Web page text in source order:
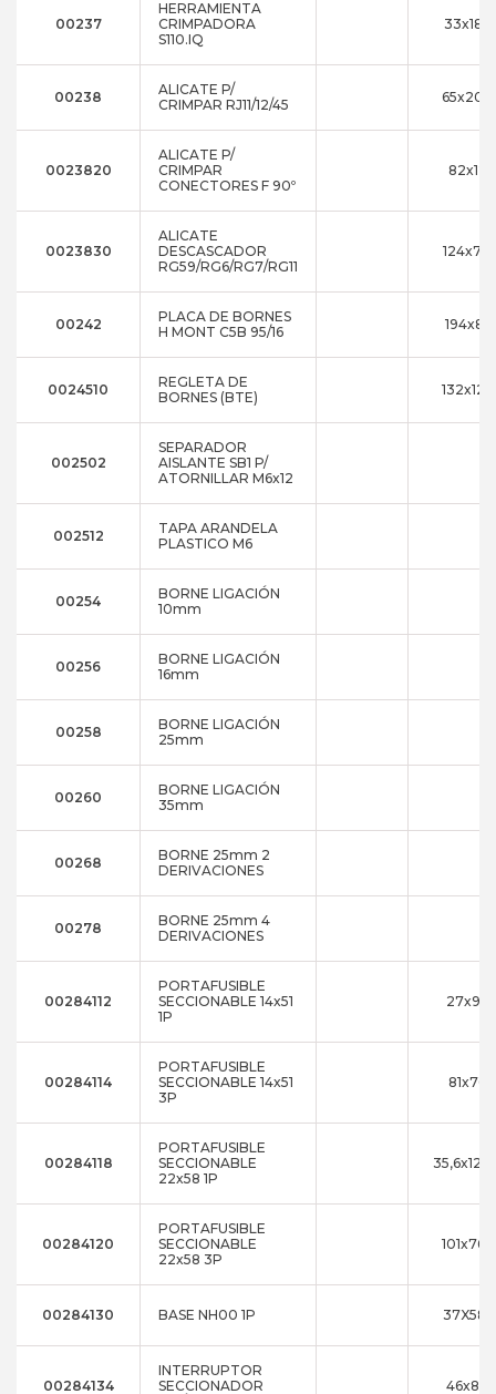
00237
HERRAMIENTA
CRIMPADORA
S110.IQ
00238
ALICATE P/
CRIMPAR RJ11/12/45
0023820
ALICATE P/
CRIMPAR
CONECTORES F 90º
0023830
ALICATE
DESCASCADOR
RG59/RG6/RG7/RG11
00242
PLACA DE BORNES
H MONT C5B 95/16
0024510
REGLETA DE
BORNES (BTE)
002502
SEPARADOR
AISLANTE SB1 P/
ATORNILLAR M6x12
002512
TAPA ARANDELA
PLASTICO M6
00254
BORNE LIGACIÓN
10mm
00256
BORNE LIGACIÓN
16mm
00258
BORNE LIGACIÓN
25mm
00260
BORNE LIGACIÓN
35mm
00268
BORNE 25mm 2
DERIVACIONES
00278
BORNE 25mm 4
DERIVACIONES
00284112
PORTAFUSIBLE
SECCIONABLE 14x51
1P
00284114
PORTAFUSIBLE
SECCIONABLE 14x51
3P
00284118
PORTAFUSIBLE
SECCIONABLE
22x58 1P
00284120
PORTAFUSIBLE
SECCIONABLE
22x58 3P
00284130 BASE NH00 1P
00284134
INTERRUPTOR
SECCIONADOR